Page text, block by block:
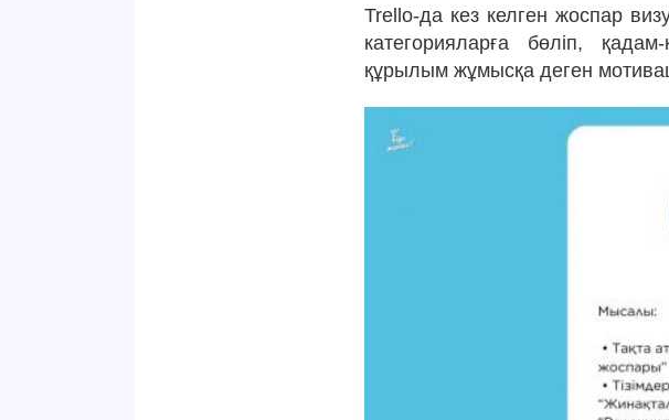
Trello-да кез келген жоспар
категорияларға бөліп,
құрылым жұмысқа деген